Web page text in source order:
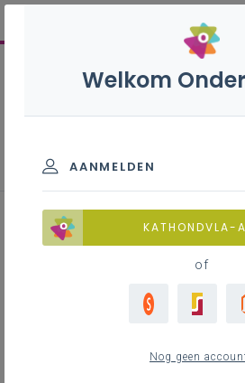
Het leerplan plus
vind je op deze pagina.
Welkom
AANMELDEN
KATHONDVLA-
of
Nog geen